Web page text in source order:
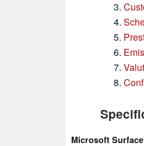
Microsoft